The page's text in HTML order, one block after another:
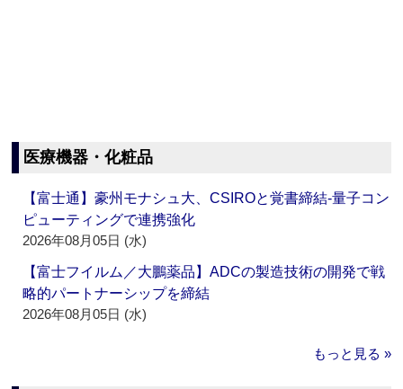
医療機器・化粧品
【富士通】豪州モナシュ大、CSIROと覚書締結‐量子コン
ピューティングで連携強化
2026年08月05日 (水)
【富士フイルム／大鵬薬品】ADCの製造技術の開発で戦
略的パートナーシップを締結
2026年08月05日 (水)
もっと見る »